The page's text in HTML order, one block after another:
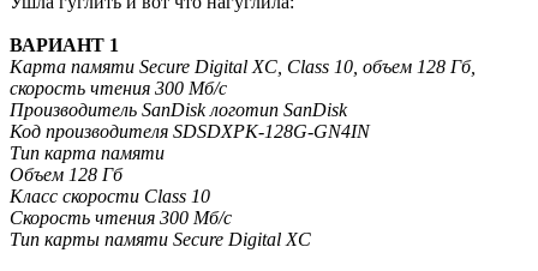
ВАРИАНТ 1
Карта памяти Secure Digital XC, Class 10, объем 128 Гб,
скорость чтения 300 Мб/с
Производитель SanDisk логотип SanDisk
Код производителя SDSDXPK-128G-GN4IN
Тип карта памяти
Объем 128 Гб
Класс скорости Class 10
Скорость чтения 300 Мб/с
Тип карты памяти Secure Digital XC